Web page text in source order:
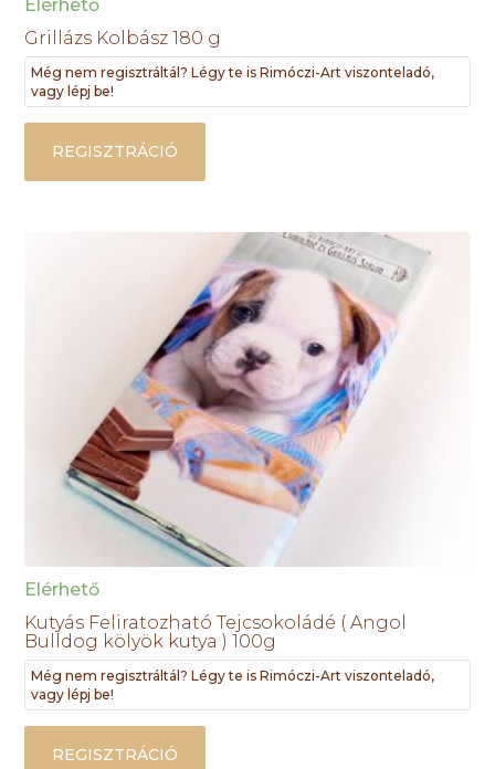
Elérhető
Grillázs Kolbász 180 g
Még nem regisztráltál? Légy te is Rimóczi-Art viszonteladó,
vagy lépj be!
REGISZTRÁCIÓ
Elérhető
Kutyás Feliratozható Tejcsokoládé ( Angol
Bulldog kölyök kutya ) 100g
Még nem regisztráltál? Légy te is Rimóczi-Art viszonteladó,
vagy lépj be!
REGISZTRÁCIÓ